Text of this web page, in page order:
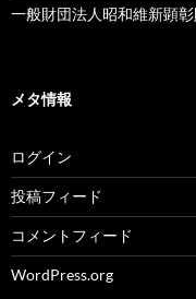
一般財団法人昭和維新顕
メタ情報
ログイン
投稿フィード
コメントフィード
WordPress.org